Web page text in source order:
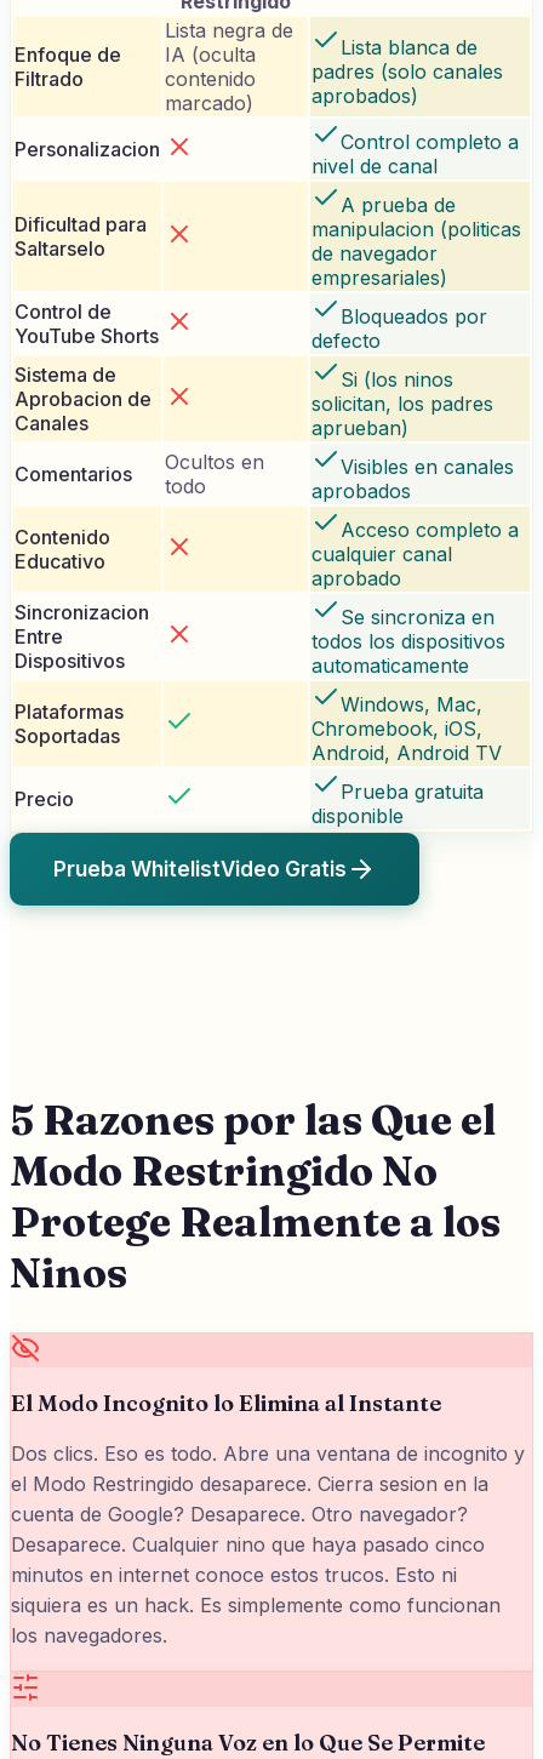
Enfoque de
Filtrado
Lista negra de
IA (oculta
contenido
marcado)
Lista blanca de
padres (solo canales
aprobados)
Personalizacion
Control completo a
nivel de canal
Dificultad para
Saltarselo
A prueba de
manipulacion (politicas
de navegador
empresariales)
Control de
YouTube Shorts
Bloqueados por
defecto
Sistema de
Aprobacion de
Canales
Si (los ninos
solicitan, los padres
aprueban)
Comentarios
Ocultos en
todo
Visibles en canales
aprobados
Contenido
Educativo
Acceso completo a
cualquier canal
aprobado
Sincronizacion
Entre
Dispositivos
Se sincroniza en
todos los dispositivos
automaticamente
Plataformas
Soportadas
Windows, Mac,
Chromebook, iOS,
Android, Android TV
Precio
Prueba gratuita
disponible
Prueba WhitelistVideo Gratis
5 Razones por las Que el
Modo Restringido No
Protege Realmente a los
Ninos
El Modo Incognito lo Elimina al Instante
Dos clics. Eso es todo. Abre una ventana de incognito y
el Modo Restringido desaparece. Cierra sesion en la
cuenta de Google? Desaparece. Otro navegador?
Desaparece. Cualquier nino que haya pasado cinco
minutos en internet conoce estos trucos. Esto ni
siquiera es un hack. Es simplemente como funcionan
los navegadores.
No Tienes Ninguna Voz en lo Que Se Permite